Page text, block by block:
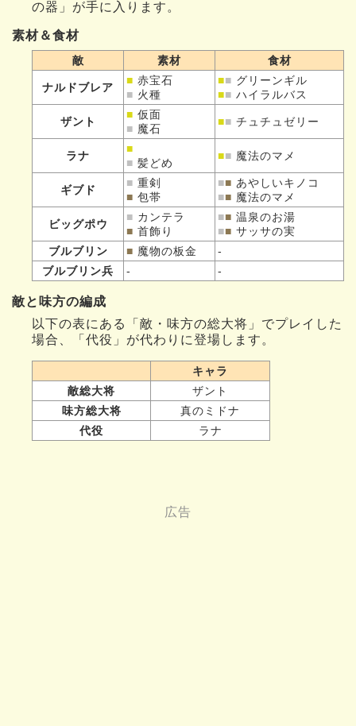
の器」が手に入ります。
素材＆食材
敵 素材 食材
ナルドブレア
■ 赤宝石
■ 火種
■■ グリーンギル
■■ ハイラルバス
ザント
■ 仮面
■ 魔石
■■ チュチュゼリー
ラナ
■
■ 髪どめ
■■ 魔法のマメ
ギブド
■ 重剣
■ 包帯
■■ あやしいキノコ
■■ 魔法のマメ
ビッグポウ
■ カンテラ
■ 首飾り
■■ 温泉のお湯
■■ サッサの実
ブルブリン
■ 魔物の板金
-
ブルブリン兵
- -
敵と味方の編成
以下の表にある「敵・味方の総大将」でプレイした
場合、「代役」が代わりに登場します。
キャラ
敵総大将
ザント
味方総大将
真のミドナ
代役
ラナ